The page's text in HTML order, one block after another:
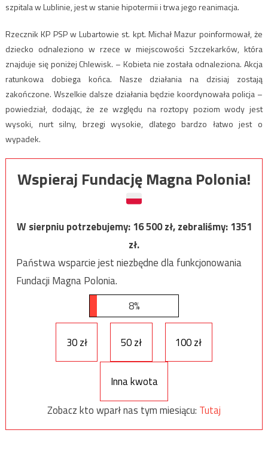
szpitala w Lublinie, jest w stanie hipotermii i trwa jego reanimacja.
Rzecznik KP PSP w Lubartowie st. kpt. Michał Mazur poinformował, że
dziecko odnaleziono w rzece w miejscowości Szczekarków, która
znajduje się poniżej Chlewisk. – Kobieta nie została odnaleziona. Akcja
ratunkowa dobiega końca. Nasze działania na dzisiaj zostają
zakończone. Wszelkie dalsze działania będzie koordynowała policja –
powiedział, dodając, że ze względu na roztopy poziom wody jest
wysoki, nurt silny, brzegi wysokie, dlatego bardzo łatwo jest o
wypadek.
Wspieraj Fundację Magna Polonia!
W sierpniu potrzebujemy:16 500zł, zebraliśmy:1351
zł.
Państwa wsparcie jest niezbędne dla funkcjonowania
Fundacji Magna Polonia.
8%
30 zł 50 zł 100 zł
Inna kwota
Zobacz kto wparł nas tym miesiącu: Tutaj